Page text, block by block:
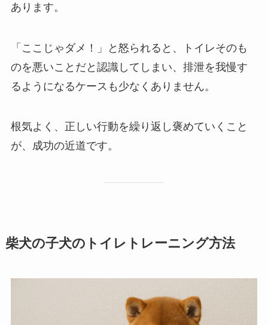
あります。
「ここじゃダメ！」と怒られると、トイレそのも
のを悪いことだと認識してしまい、排泄を我慢す
るようになるケースも少なくありません。
根気よく、正しい行動を繰り返し褒めていくこと
が、成功の近道です。
柴犬の子犬のトイレトレーニング方法